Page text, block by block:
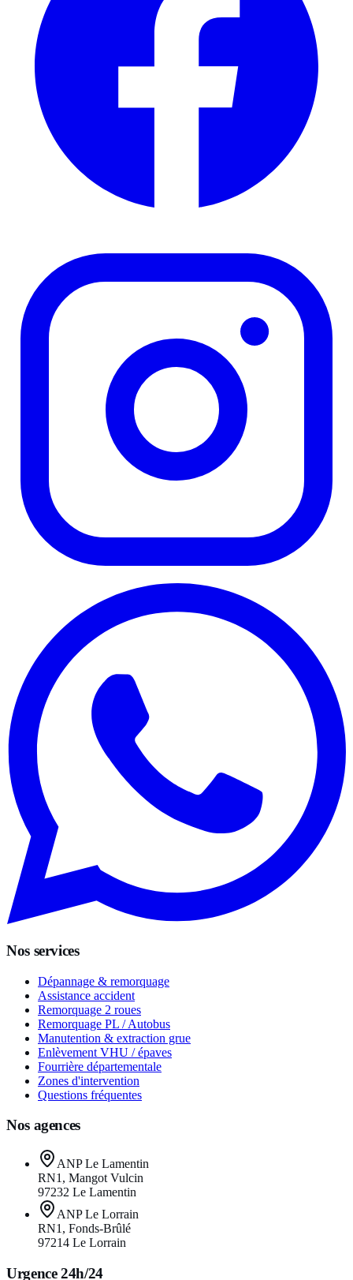
Nos services
Dépannage & remorquage
Assistance accident
Remorquage 2 roues
Remorquage PL / Autobus
Manutention & extraction grue
Enlèvement VHU / épaves
Fourrière départementale
Zones d'intervention
Questions fréquentes
Nos agences
ANP Le Lamentin
RN1, Mangot Vulcin
97232 Le Lamentin
ANP Le Lorrain
RN1, Fonds-Brûlé
97214 Le Lorrain
Urgence 24h/24